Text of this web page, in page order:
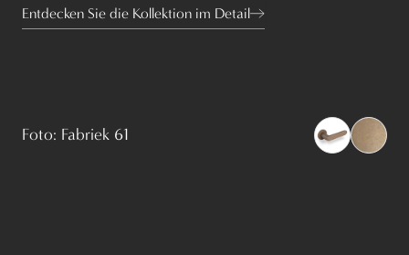
Foto: Fabriek 61
Entdecken Sie die Kollektion im Detail